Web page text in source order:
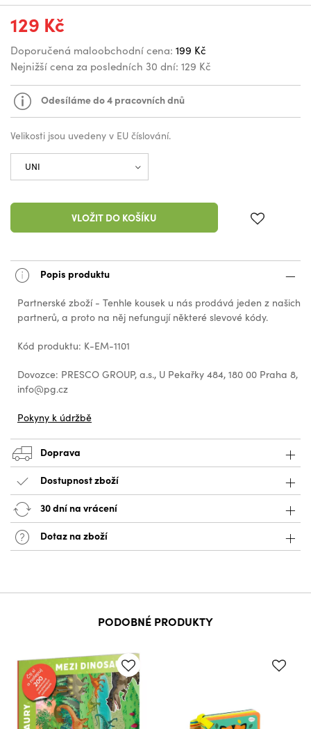
129 Kč
Doporučená maloobchodní cena: 199 Kč
Nejnižší cena za posledních 30 dní: 129 Kč
Odesíláme do 4 pracovních dnů
Velikosti jsou uvedeny v EU číslování.
VLOŽIT DO KOŠÍKU
Popis produktu
Partnerské zboží - Tenhle kousek u nás prodává jeden z našich
partnerů, a proto na něj nefungují některé slevové kódy.
Kód produktu: K-EM-1101
Dovozce: PRESCO GROUP, a.s., U Pekařky 484, 180 00 Praha 8,
info@pg.cz
Pokyny k údržbě
Doprava
Dostupnost zboží
30 dní na vrácení
Dotaz na zboží
PODOBNÉ PRODUKTY